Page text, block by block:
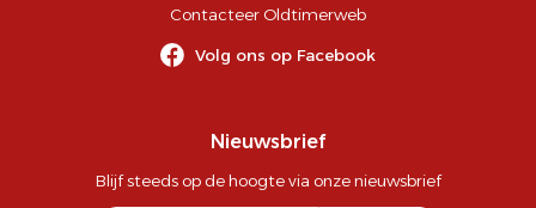
Contacteer Oldtimerweb
Volg ons op Facebook
Nieuwsbrief
Blijf steeds op de hoogte via onze nieuwsbrief